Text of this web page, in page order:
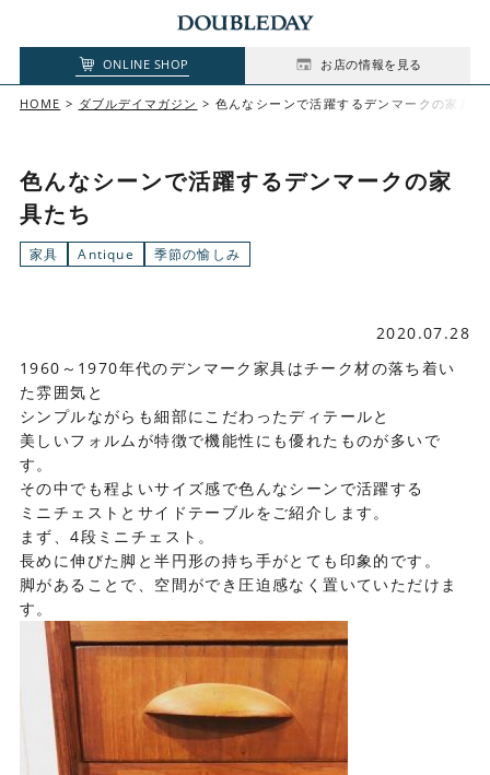
ONLINE SHOP お店の情報を見る
HOME ダブルデイマガジン 色んなシーンで活躍するデンマークの家具た
色んなシーンで活躍するデンマークの家
具たち
家具 Antique 季節の愉しみ
2020.07.28
1960～1970年代のデンマーク家具はチーク材の落ち着い
た雰囲気と
シンプルながらも細部にこだわったディテールと
美しいフォルムが特徴で機能性にも優れたものが多いで
す。
その中でも程よいサイズ感で色んなシーンで活躍する
ミニチェストとサイドテーブルをご紹介します。
まず、4段ミニチェスト。
長めに伸びた脚と半円形の持ち手がとても印象的です。
脚があることで、空間ができ圧迫感なく置いていただけま
す。